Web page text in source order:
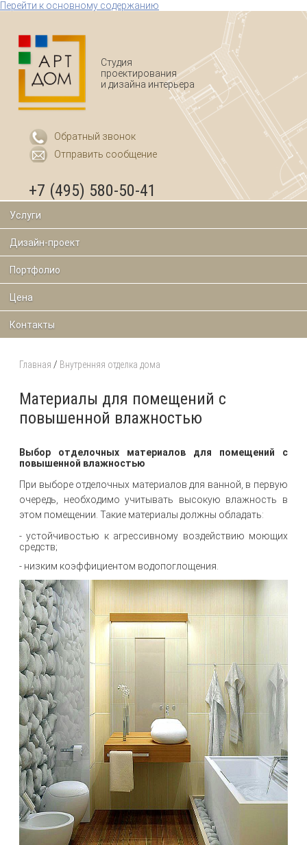
Перейти к основному содержанию
Студия
проектирования
и дизайна интерьера
Обратный звонок
Отправить сообщение
+7 (495) 580-50-41
Услуги
Дизайн-проект
Портфолио
Цена
Контакты
Главная / Внутренняя отделка дома
Материалы для помещений с
повышенной влажностью
Выбор отделочных материалов для помещений с
повышенной влажностью
При выборе отделочных материалов для ванной, в первую
очередь, необходимо учитывать высокую влажность в
этом помещении. Такие материалы должны обладать:
- устойчивостью к агрессивному воздействию моющих
средств;
- низким коэффициентом водопоглощения.